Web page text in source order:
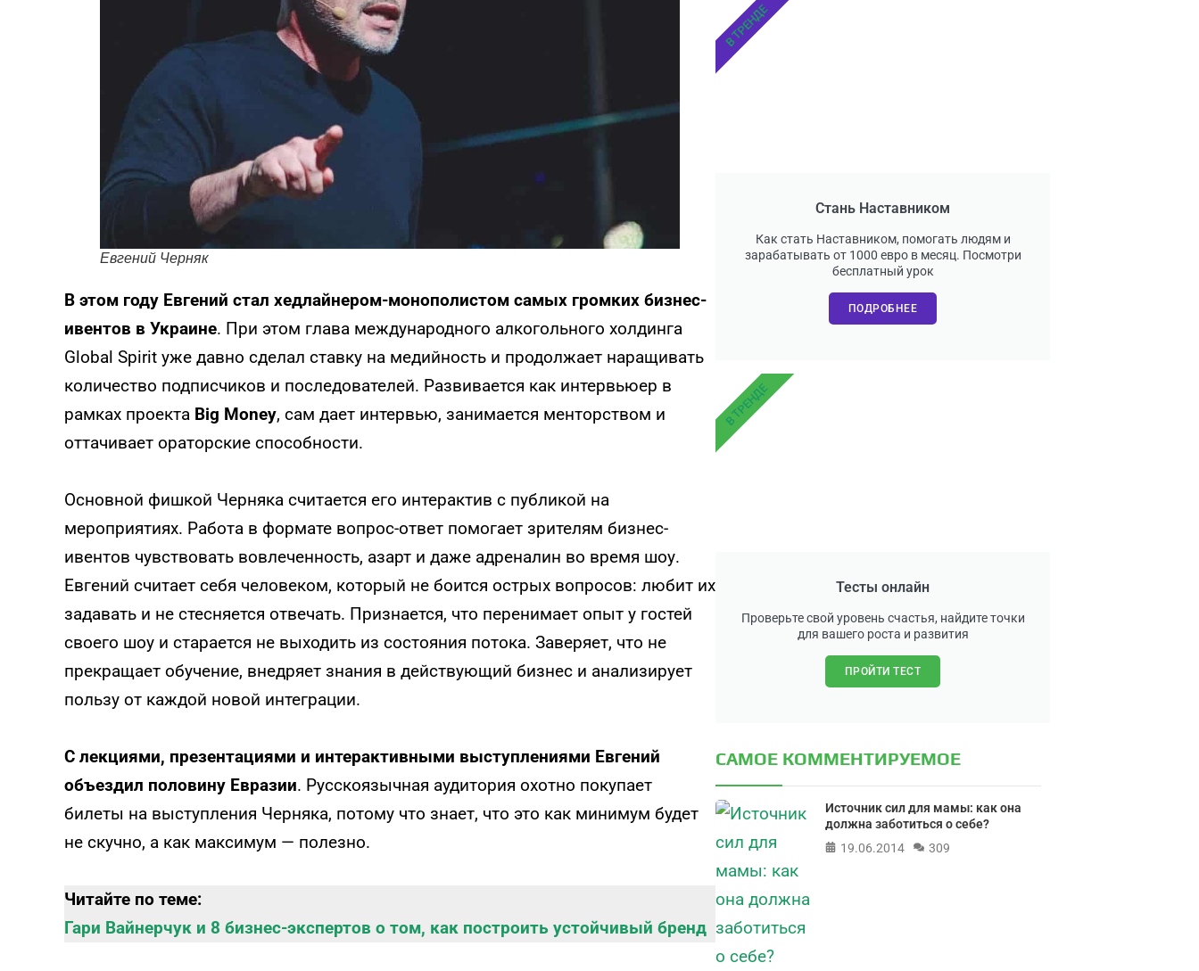
Евгений Черняк
В этом году Евгений стал хедлайнером-монополистом самых громких бизнес-
ивентов в Украине. При этом глава международного алкогольного холдинга
Global Spirit уже давно сделал ставку на медийность и продолжает наращивать
количество подписчиков и последователей. Развивается как интервьюер в
рамках проекта Big Money, сам дает интервью, занимается менторством и
оттачивает ораторские способности.
Основной фишкой Черняка считается его интерактив с публикой на
мероприятиях. Работа в формате вопрос-ответ помогает зрителям бизнес-
ивентов чувствовать вовлеченность, азарт и даже адреналин во время шоу.
Евгений считает себя человеком, который не боится острых вопросов: любит их
задавать и не стесняется отвечать. Признается, что перенимает опыт у гостей
своего шоу и старается не выходить из состояния потока. Заверяет, что не
прекращает обучение, внедряет знания в действующий бизнес и анализирует
пользу от каждой новой интеграции.
С лекциями, презентациями и интерактивными выступлениями Евгений
объездил половину Евразии. Русскоязычная аудитория охотно покупает
билеты на выступления Черняка, потому что знает, что это как минимум будет
не скучно, а как максимум — полезно.
Читайте по теме:
Гари Вайнерчук и 8 бизнес-экспертов о том, как построить устойчивый бренд
Стань Наставником
Как стать Наставником, помогать людям и
зарабатывать от 1000 евро в месяц. Посмотри
бесплатный урок
ПОДРОБНЕЕ
В ТРЕНДЕ
Тесты онлайн
Проверьте свой уровень счастья, найдите точки
для вашего роста и развития
ПРОЙТИ ТЕСТ
В ТРЕНДЕ
САМОЕ КОММЕНТИРУЕМОЕ
Источник сил для мамы: как она
должна заботиться о себе?
19.06.2014
309